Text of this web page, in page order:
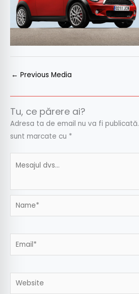
← Previous Media
Tu, ce părere ai?
Adresa ta de email nu va fi publicată.
sunt marcate cu *
Name*
Email*
Website